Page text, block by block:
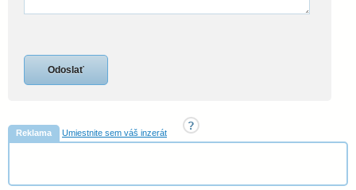
Reklama Umiestnite sem váš inzerát